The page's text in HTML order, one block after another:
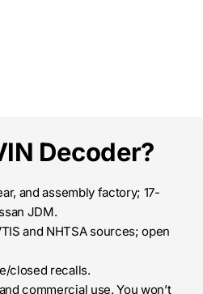
Decoder?
and assembly factory; 17-
JDM.
and NHTSA sources; open
closed recalls.
commercial use. You won’t